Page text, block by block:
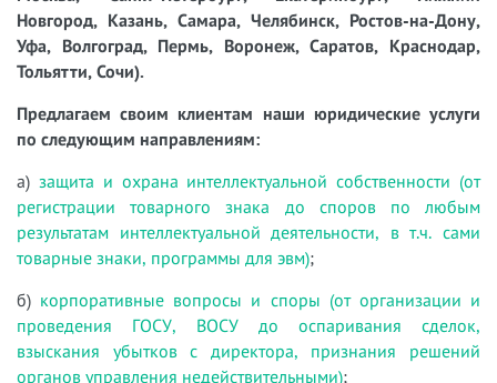
Новгород, Казань, Самара, Челябинск, Ростов-на-Дону,
Уфа, Волгоград, Пермь, Воронеж, Саратов, Краснодар,
Тольятти, Сочи).
Предлагаем своим клиентам наши юридические услуги
по следующим направлениям:
а) защита и охрана интеллектуальной собственности (от
регистрации товарного знака до споров по любым
результатам интеллектуальной деятельности, в т.ч. сами
товарные знаки, программы для эвм);
б) корпоративные вопросы и споры (от организации и
проведения ГОСУ, ВОСУ до оспаривания сделок,
взыскания убытков с директора, признания решений
органов управления недействительными);